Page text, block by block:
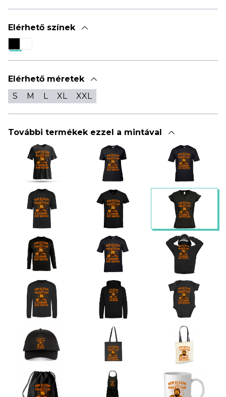
Elérhető színek
Elérhető méretek
S
M L XL XXL
További termékek ezzel a mintával